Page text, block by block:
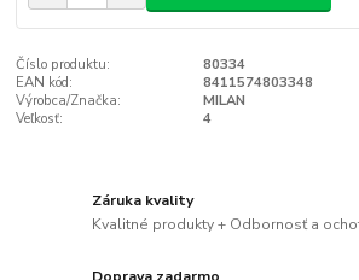
Číslo produktu:
80334
EAN kód:
8411574803348
Výrobca/Značka:
MILAN
Veľkosť:
4
Záruka kvality
Kvalitné produkty + Odbornosť a